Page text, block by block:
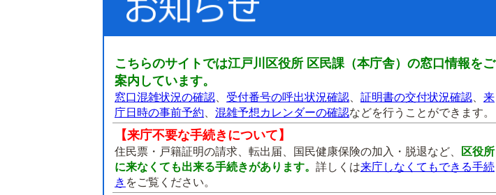
こちらのサイトでは江戸川区役所 区民課（本庁舎）の窓口情報をご
案内しています。
窓口混雑状況の確認 受付番号の呼出状況確認 証明書の交付状況確認
来
庁日時の事前予約
混雑予想カレンダーの確認などを行うことができます。
【来庁不要な手続きについて】
住民票・戸籍証明の請求、転出届、国民健康保険の加入・脱退など、
区役所
に来なくても出来る手続きがあります。 詳しくは来庁しなくてもできる手続
き をご覧ください。